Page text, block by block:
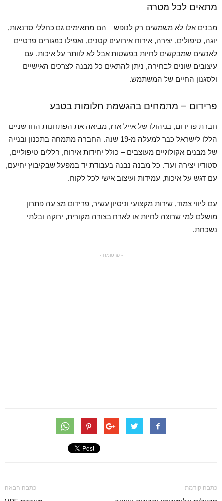
מתאים לכל מטרה
מבנים אלו לא משמשים רק לנופש – הם מתאימים גם כחללי סדנאות,
יוגה, טיפולים, יצירה, אירוח אירועים קטנים, ואפילו כמגורים פרטיים
לאנשים שמבקשים לחיות בפשטות אבל לא לוותר על איכות. עם
עיצובים שונים לבחירה, ניתן להתאים כל מבנה לצרכים האישיים
ולסגנון החיים של המשתמש.
פרידום – מתמחים בהגשמת חלומות בטבע
חברת פרידום, בניהולו של אייל ארז, מביאה את הפתרונות החדשניים
הללו לישראל כבר למעלה מ-19 שנה. החברה מתמחה בתכנון ובנייה
של מבנים אקולוגיים מעוצבים – כולל יחידות אירוח, חללים טיפוליים,
סטודיו יצירה ועוד. כל מבנה נבנה בעבודת יד במפעל שבקיבוץ יחיעם,
עם דגש על איכות, עמידות ועיצוב אישי לכל לקוח.
עם ליווי צמוד, שירות מקצועי וניסיון עשיר, פרידום מציעה פתרון
מושלם למי שרוצה לחיות או לארח בצורה מקורית, ירוקה ובלתי
נשכחת.
- פרסומת -
כתבה קודמת כתבה הבאה